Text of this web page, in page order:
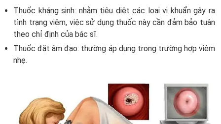
Thuốc kháng sinh: nhằm tiêu diệt các loại vi khuẩn gây ra
tình trạng viêm, việc sử dụng thuốc này cần đảm bảo tuân
theo chỉ định của bác sĩ.
Thuốc đặt âm đạo: thường áp dụng trong trường hợp viêm
nhẹ.